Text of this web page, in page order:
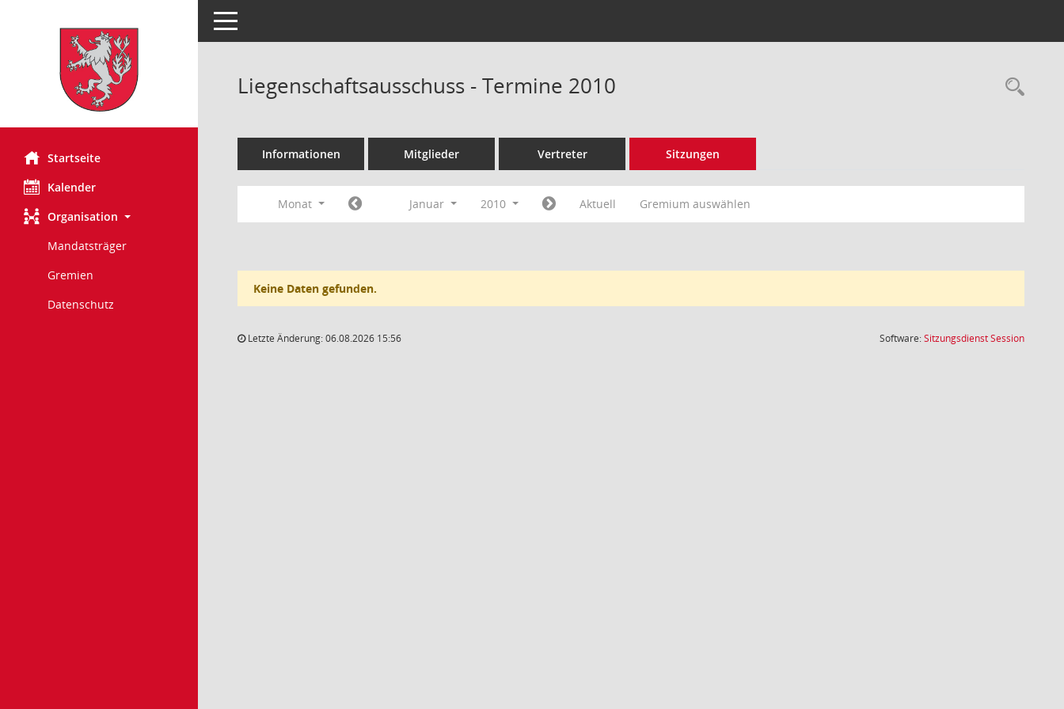
Startseite
Kalender
Organisation
Mandatsträger
Gremien
Datenschutz
Toggle navigation
Liegenschaftsausschuss - Termine 2010
Informationen Mitglieder Vertreter Sitzungen
Monat Januar 2010 Aktuell Gremium auswählen
Keine Daten gefunden.
Letzte Änderung: 06.08.2026 15:56 Software:SitzungsdienstSession(Wird in